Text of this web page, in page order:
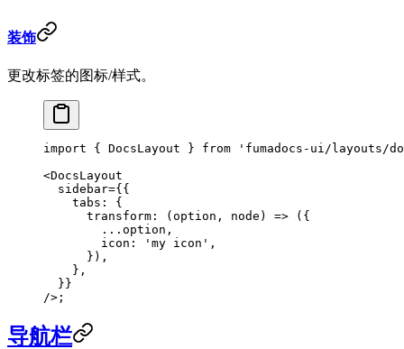
装饰
更改标签的图标/样式。
import { DocsLayout } from 'fumadocs-ui/layouts/
<DocsLayout
  sidebar
={{
    tabs: {
      transform
: ( option , node ) => ({
        ...
option,
        icon:
'my icon' ,
      }),
    },
  }}
/>;
导航栏